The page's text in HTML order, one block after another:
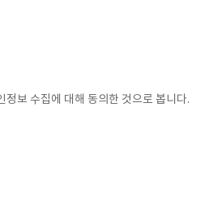
보 수집에 대해 동의한 것으로 봅니다.